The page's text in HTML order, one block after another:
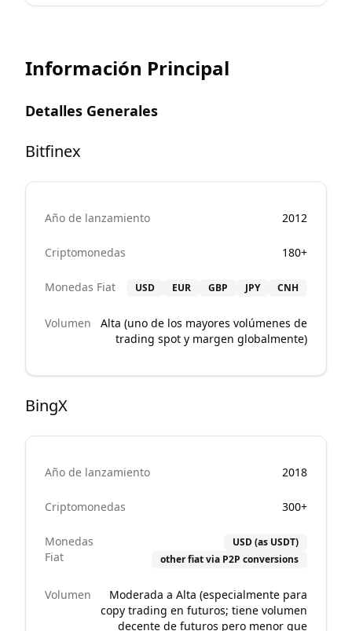
Información Principal
Detalles Generales
Bitfinex
Año de lanzamiento 2012
Criptomonedas 180+
Monedas Fiat USD EUR GBP JPY CNH
Volumen
Alta (uno de los mayores volúmenes de
trading spot y margen globalmente)
BingX
Año de lanzamiento 2018
Criptomonedas 300+
Monedas
Fiat
USD (as USDT)
other fiat via P2P conversions
Volumen
Moderada a Alta (especialmente para
copy trading en futuros; tiene volumen
decente de futuros pero menor que